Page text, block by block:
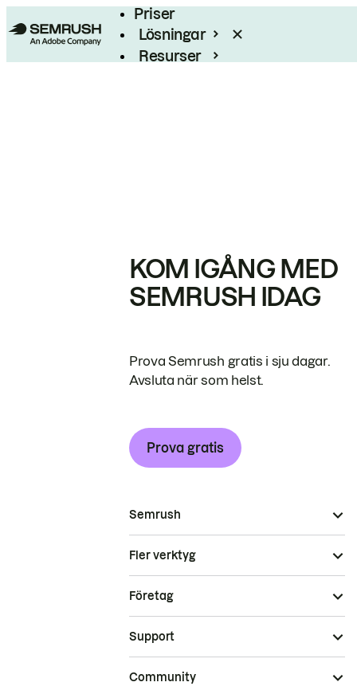
Priser
Lösningar
Resurser
KOM IGÅNG MED
SEMRUSH IDAG
Prova Semrush gratis i sju dagar.
Avsluta när som helst.
Prova gratis
Semrush
Fler verktyg
Företag
Support
Community